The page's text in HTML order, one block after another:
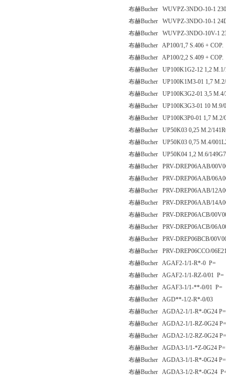
布赫Bucher WUVPZ-3NDO-10-1
布赫Bucher WUVPZ-3NDO-10-1
布赫Bucher WUVPZ-3NDO-10V-1
布赫Bucher AP100/1,7 S.406 + COP.
布赫Bucher AP100/2,2 S.409 + COP.
布赫Bucher UP100K1G2-12 1,2 M.1/
布赫Bucher UP100K1M3-01 1,7
布赫Bucher UP100K3G2-01 3,5 M.4/
布赫Bucher UP100K3G3-01 10 M.9/
布赫Bucher UP100K3P0-01 1,7 M.2/
布赫Bucher UP50K03 0,25 M.2/
布赫Bucher UP50K03 0,75 M.4/
布赫Bucher UP50K04 1,2 M.6/149G7
布赫Bucher PRV-DREP06AAB/
布赫Bucher PRV-DREP06AAB/
布赫Bucher PRV-DREP06AAB/
布赫Bucher PRV-DREP06AAB/
布赫Bucher PRV-DREP06ACB/
布赫Bucher PRV-DREP06ACB/
布赫Bucher PRV-DREP06BCB/
布赫Bucher PRV-DREP06CCO/
布赫Bucher AGAF2-1/1-R*-0 P=
布赫Bucher AGAF2-1/1-RZ-0/01 P=
布赫Bucher AGAF3-1/1-**-0/01 P=
布赫Bucher AGD**-1/2-R*-0/03
布赫Bucher AGDA2-1/1-R*-0G24 P=
布赫Bucher AGDA2-1/1-RZ-0G24 P=
布赫Bucher AGDA2-1/2-RZ-0G24 P=
布赫Bucher AGDA3-1/1-*Z-0G24 P=
布赫Bucher AGDA3-1/1-R*-0G24 P=
布赫Bucher AGDA3-1/2-R*-0G24